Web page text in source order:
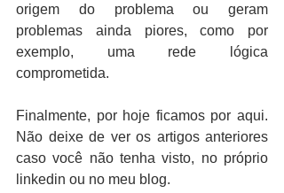
origem do problema ou geram
problemas ainda piores, como por
exemplo, uma rede lógica
comprometida.
Finalmente, por hoje ficamos por aqui.
Não deixe de ver os artigos anteriores
caso você não tenha visto, no próprio
linkedin ou no meu blog.